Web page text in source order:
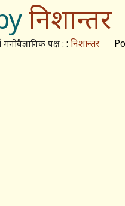
निशान्तर
पक्ष : : निशान्तर